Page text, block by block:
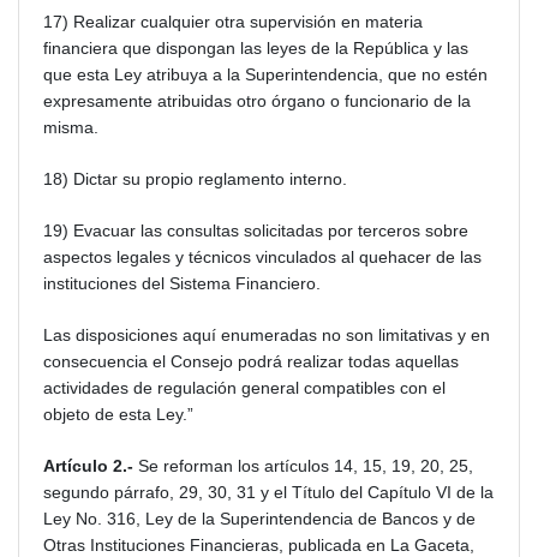
17) Realizar cualquier otra supervisión en materia
financiera que dispongan las leyes de la República y las
que esta Ley atribuya a la Superintendencia, que no estén
expresamente atribuidas otro órgano o funcionario de la
misma.
18) Dictar su propio reglamento interno.
19) Evacuar las consultas solicitadas por terceros sobre
aspectos legales y técnicos vinculados al quehacer de las
instituciones del Sistema Financiero.
Las disposiciones aquí enumeradas no son limitativas y en
consecuencia el Consejo podrá realizar todas aquellas
actividades de regulación general compatibles con el
objeto de esta Ley.”
Artículo 2.- Se reforman los artículos 14, 15, 19, 20, 25,
segundo párrafo, 29, 30, 31 y el Título del Capítulo VI de la
Ley No. 316, Ley de la Superintendencia de Bancos y de
Otras Instituciones Financieras, publicada en La Gaceta,